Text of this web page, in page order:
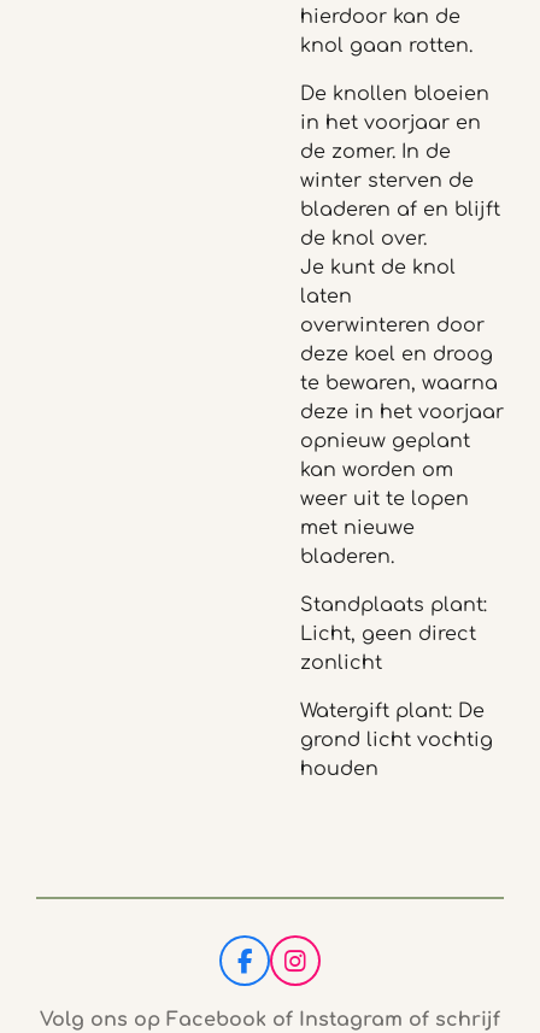
hierdoor kan de
knol gaan rotten.
De knollen bloeien
in het voorjaar en
de zomer. In de
winter sterven de
bladeren af en blijft
de knol over.
Je kunt de knol
laten
overwinteren door
deze koel en droog
te bewaren, waarna
deze in het voorjaar
opnieuw geplant
kan worden om
weer uit te lopen
met nieuwe
bladeren.
Standplaats plant:
Licht, geen direct
zonlicht
Watergift plant: De
grond licht vochtig
houden
F
a
c
I
n
s
Volg ons op Facebook of Instagram of schrijf